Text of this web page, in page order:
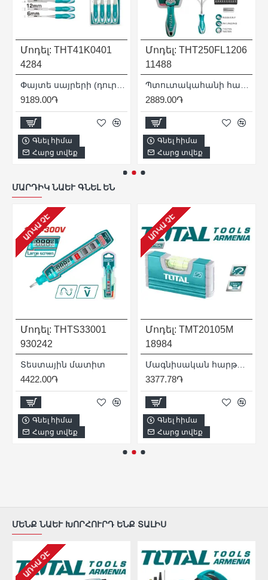
Մոդել: THT41K0401
4284
9189.00֏
Գնել հիմա
Հարց տվեք
Մոդել: THT250FL1206
11488
2889.00֏
Գնել հիմա
Հարց տվեք
ՄԱՐԴԻԿ ՆԱԵՒ ԳՆԵԼ ԵՆ
ԱՌԿԱ ՉԷ
Մոդել: THTS33001
930242
Տեստային մատիտ
4422.00֏
Գնել հիմա
Հարց տվեք
ԱՌԿԱ ՉԷ
Մոդել: TMT20105M
18984
Մագնիսական հարթաչափ 100 մմ
3377.78֏
Գնել հիմա
Հարց տվեք
ՄԵՆՔ ՆԱԵՒ ԽՈՐՀՈՒՐԴ ԵՆՔ ՏԱԼԻՍ
ԱՌԿԱ ՉԷ